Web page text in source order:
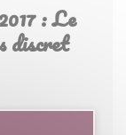
: Le
discret